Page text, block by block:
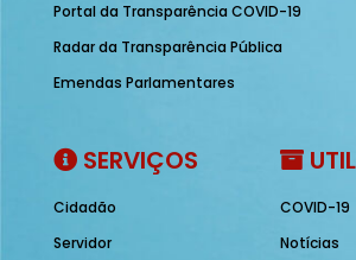
Portal da Transparência COVID-19
Radar da Transparência Pública
Emendas Parlamentares
SERVIÇOS
Cidadão
Servidor
COVID-19
Notícias